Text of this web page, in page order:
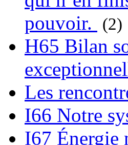
pouvoir.
(2)
H65 Bilan
Les
I66 Notre
I67 Énergie